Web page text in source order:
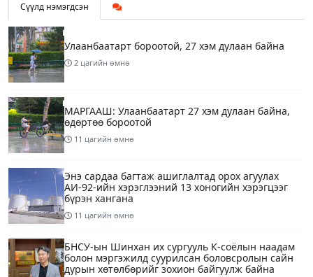
Сүүлд нэмэгдсэн
Улаанбаатарт бороотой, 27 хэм дулаан байна
2 цагийн өмнө
МАРГААШ: Улаанбаатарт 27 хэм дулаан байна,
өдөртөө бороотой
11 цагийн өмнө
Энэ сардаа багтаж ашиглалтад орох агуулах
АИ-92-ийн хэрэглээний 13 хоногийн хэрэгцээг
бүрэн хангана
11 цагийн өмнө
БНСУ-ын Шинхан их сургууль К-соёлын наадам
болон мэргэжилд суурилсан боловсролын сайн
дурын хөтөлбөрийг зохион байгуулж байна